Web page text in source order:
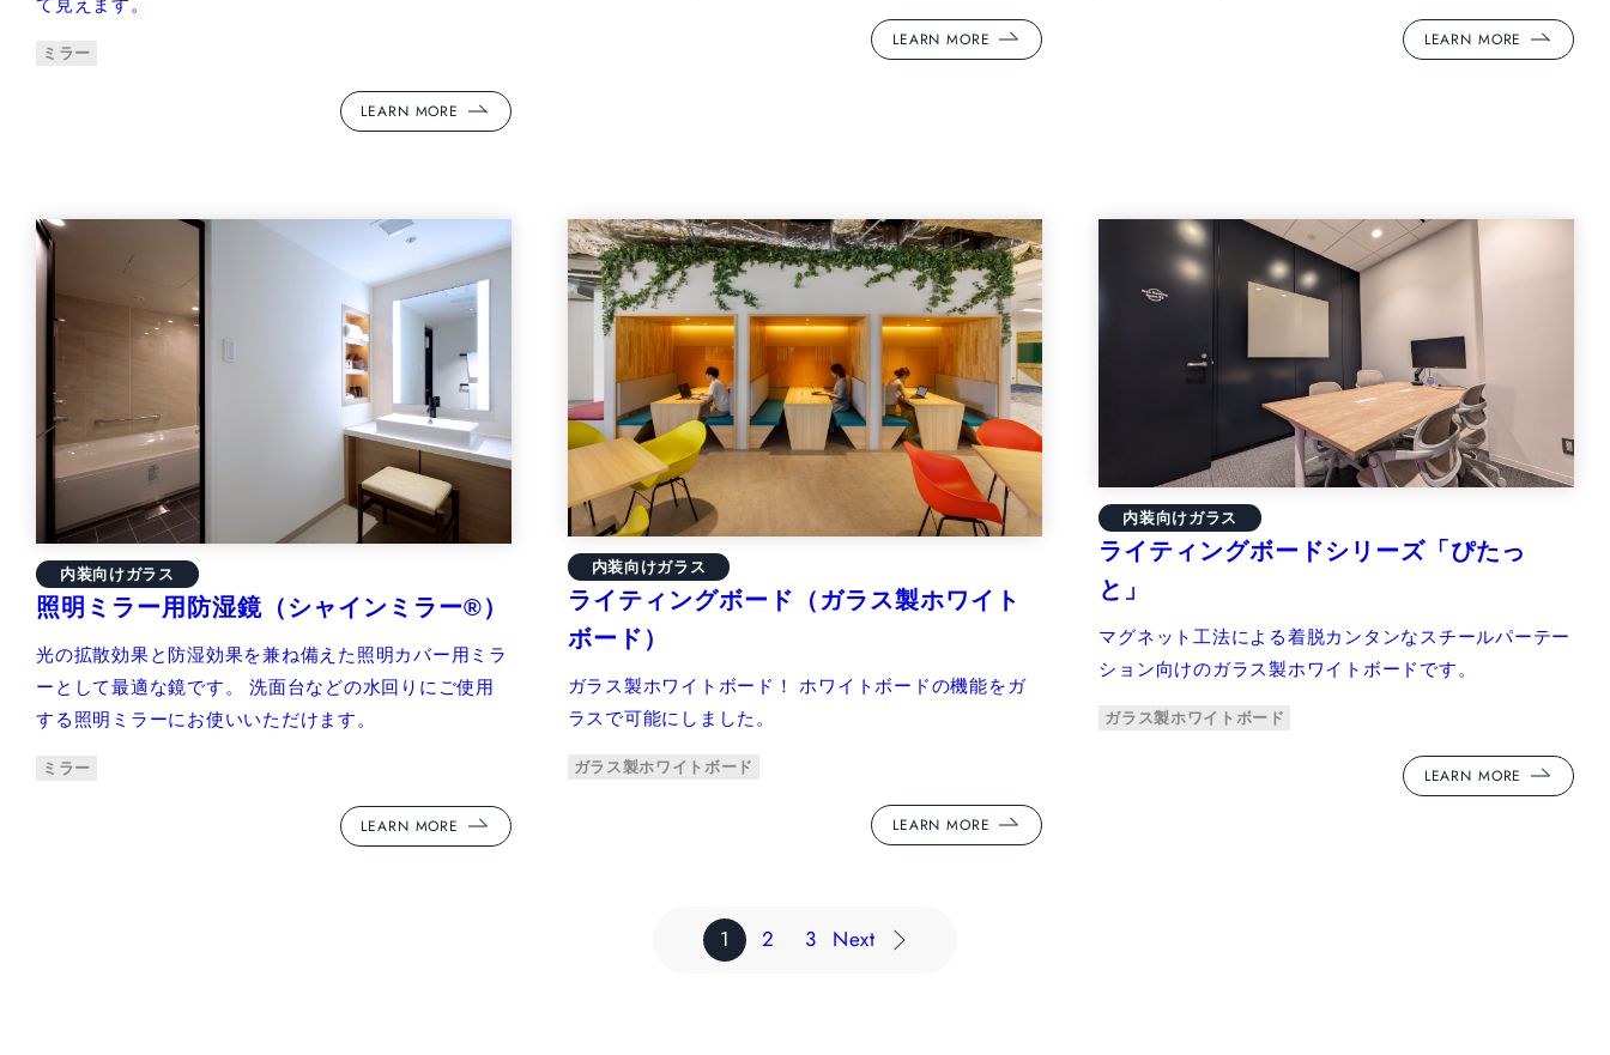
て見えます。
ミラー
LEARN MORE
LEARN MORE LEARN MORE
照明ミラー用防湿鏡（シャインミラー®）
内装向けガラス
光の拡散効果と防湿効果を兼ね備えた照明カバー用ミラ
ーとして最適な鏡です。 洗面台などの水回りにご使用
する照明ミラーにお使いいただけます。
ミラー
LEARN MORE
ライティングボード（ガラス製ホワイト
ボード）
内装向けガラス
ガラス製ホワイトボード！ ホワイトボードの機能をガ
ラスで可能にしました。
ガラス製ホワイトボード
LEARN MORE
ライティングボードシリーズ「ぴたっ
と」
内装向けガラス
マグネット工法による着脱カンタンなスチールパーテー
ション向けのガラス製ホワイトボードです。
ガラス製ホワイトボード
LEARN MORE
1 2 3 Next